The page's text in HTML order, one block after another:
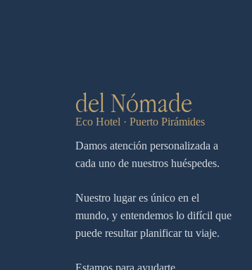
del Nómade
Eco Hotel · Puerto Pirámides
Damos atención personalizada a
cada uno de nuestros huéspedes.
Nuestro lugar es único en el
mundo, y entendemos lo difícil que
puede resultar planificar tu viaje.